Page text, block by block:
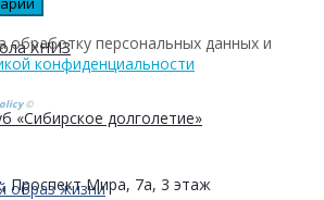
ХНИЗ
«Сибирское долголетие»
образ жизни
обработку персональных данных и
конфиденциальности
©
Проспект Мира, 7а, 3 этаж